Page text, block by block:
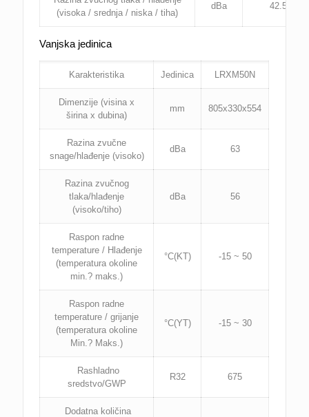
(visoka / srednja / niska / tiha)
dBa 42.5/36/
Vanjska jedinica
Karakteristika Jedinica LRXM50N
Dimenzije (visina x
širina x dubina)
mm 805x330x554
Razina zvučne
snage/hlađenje (visoko)
dBa 63
Razina zvučnog
tlaka/hlađenje
(visoko/tiho)
dBa 56
Raspon radne
temperature / Hlađenje
(temperatura okoline
min.? maks.)
°C(KT) -15 ~ 50
Raspon radne
temperature / grijanje
(temperatura okoline
Min.? Maks.)
°C(YT) -15 ~ 30
Rashladno
sredstvo/GWP
R32 675
Dodatna količina